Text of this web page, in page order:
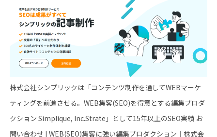
株式会社シンプリックは「コンテンツ制作を通してWEBマーケ
ティングを前進させる。WEB集客(SEO)を得意とする編集プロダ
クション Simplique, Inc.Strate」として15年以上のSEO実績 お
問い合わせ | WEB(SEO)集客に強い編集プロダクション｜株式会